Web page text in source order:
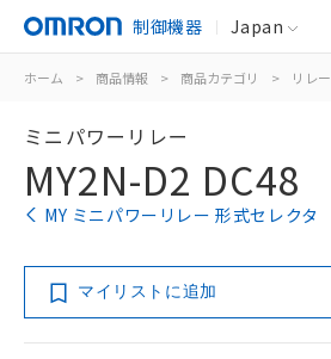
制御機器 Japan
ホーム > 商品情報 > 商品カテゴリ > リレー
ミニパワーリレー
MY2N-D2 DC48
MY ミニパワーリレー 形式セレクタ
マイリストに追加